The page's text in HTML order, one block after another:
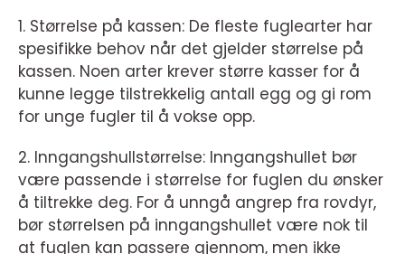
1. Størrelse på kassen: De fleste fuglearter har
spesifikke behov når det gjelder størrelse på
kassen. Noen arter krever større kasser for å
kunne legge tilstrekkelig antall egg og gi rom
for unge fugler til å vokse opp.
2. Inngangshullstørrelse: Inngangshullet bør
være passende i størrelse for fuglen du ønsker
å tiltrekke deg. For å unngå angrep fra rovdyr,
bør størrelsen på inngangshullet være nok til
at fuglen kan passere gjennom, men ikke